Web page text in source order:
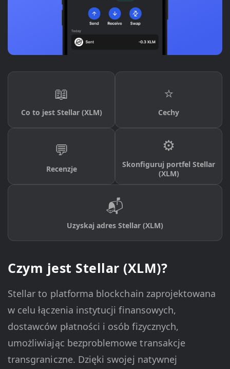
📖
Co to jest Stellar (XLM)
⭐
Cechy
💬
Recenzje
⚙️
Skonfiguruj portfel Stellar
(XLM)
📬
Uzyskaj adres Stellar (XLM)
Czym jest Stellar (XLM)?
Stellar to platforma blockchain zaprojektowana
w celu łączenia instytucji finansowych,
dostawców płatności i osób fizycznych,
umożliwiając bezproblemowe transakcje
transgraniczne. Dzięki swojej natywnej